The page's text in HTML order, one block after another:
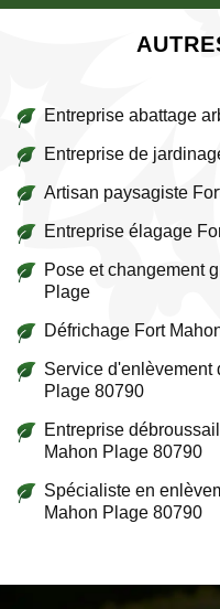
Entreprise abattage
Entreprise de
Artisan paysagiste
Entreprise élagage
Pose et changement
Plage
Défrichage Fort
Service d'enlèvement
Plage 80790
Entreprise
Mahon Plage 80790
Spécialiste en
Mahon Plage 80790